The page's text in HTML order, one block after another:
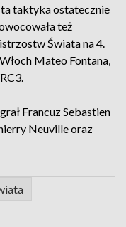
ta taktyka ostatecznie
też
Świata na 4.
Mateo Fontana,
Francuz Sebastien
Neuville oraz